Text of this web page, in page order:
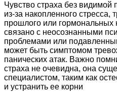
Чувство страха без видимой
из-за накопленного стресса,
прошлого или гормональных
связано с неосознанными
проблемами или
может быть симптомом
панических атак. Важно
страха не очевидна, она
специалистом, таким как
и устранить ее корни